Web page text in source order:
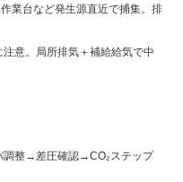
業台など発生源直近で捕集。排
意。局所排気＋補給給気で中
調整→差圧確認→CO₂ステップ